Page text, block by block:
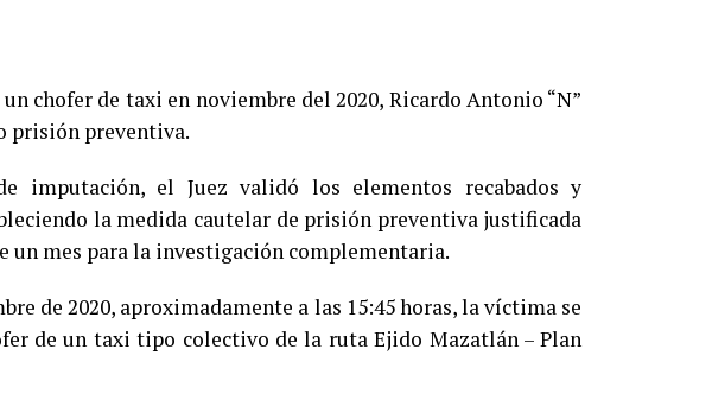
chofer de taxi en noviembre del 2020, Ricardo Antonio “N”
prisión preventiva.
imputación, el Juez validó los elementos recabados y
la medida cautelar de prisión preventiva justificada
un mes para la investigación complementaria.
de 2020, aproximadamente a las 15:45 horas, la víctima se
de un taxi tipo colectivo de la ruta Ejido Mazatlán – Plan